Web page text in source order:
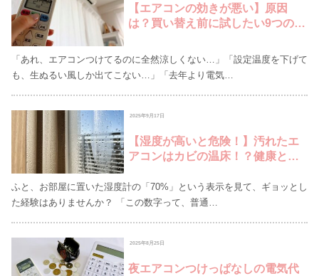
【エアコンの効きが悪い】原因
は？買い替え前に試したい9つのチ
「あれ、エアコンつけてるのに全然涼しくない…」「設定温度を下げて
も、生ぬるい風しか出てこない…」「去年より電気…
2025年9月17日
【湿度が高いと危険！】汚れたエ
アコンはカビの温床！？健康と家
ふと、お部屋に置いた湿度計の「70%」という表示を見て、ギョッとし
た経験はありませんか？ 「この数字って、普通…
2025年8月25日
夜エアコンつけっぱなしの電気代